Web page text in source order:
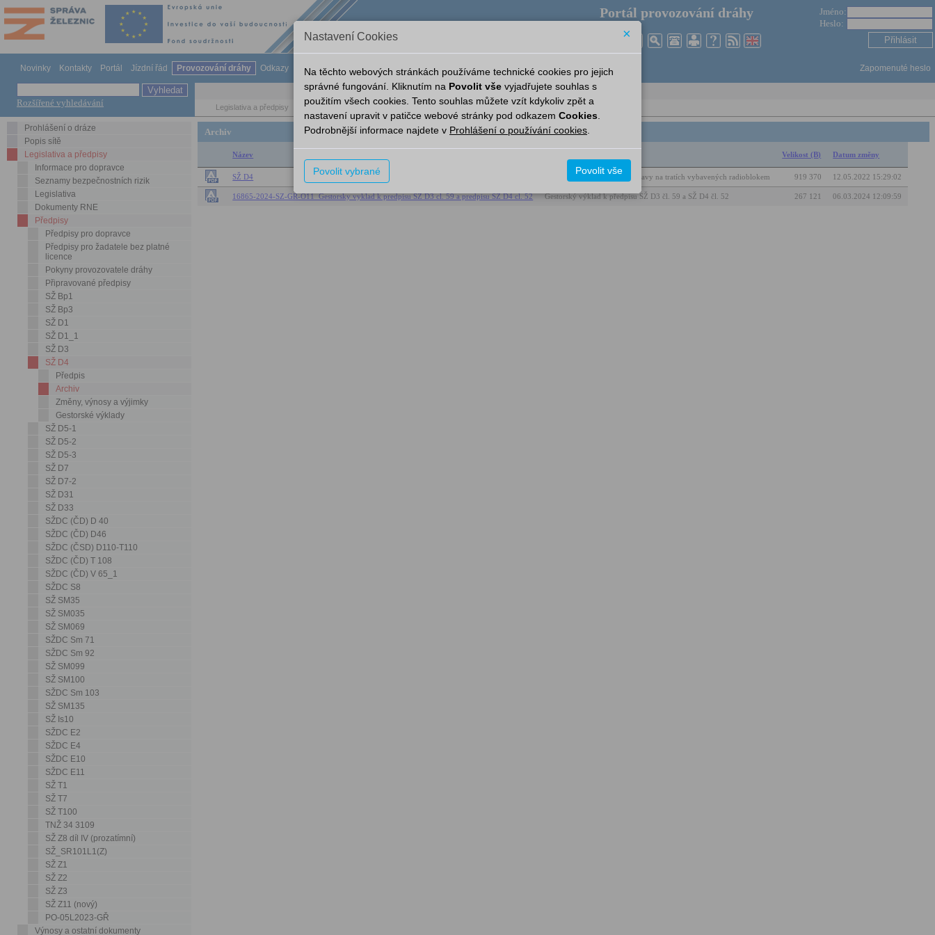
Portál provozování dráhy
Jméno:
Heslo:
Novinky Kontakty Portál Jízdní řád Provozování dráhy Odkazy Nápověda Provozní aplikace Aplikace Nový Portál Zapomenuté heslo
Rozšířené vyhledávání Legislativa a předpisy Předpisy
Prohlášení o dráze
Popis sítě
Legislativa a předpisy
Informace pro dopravce
Seznamy bezpečnostních rizik
Legislativa
Dokumenty RNE
Předpisy
Předpisy pro dopravce
Předpisy pro žadatele bez platné
licence
Pokyny provozovatele dráhy
Připravované předpisy
SŽ Bp1
SŽ Bp3
SŽ D1
SŽ D1_1
SŽ D3
SŽ D4
Předpis
Archiv
Změny, výnosy a výjimky
Gestorské výklady
SŽ D5-1
SŽ D5-2
SŽ D5-3
SŽ D7
SŽ D7-2
SŽ D31
SŽ D33
SŽDC (ČD) D 40
SŽDC (ČD) D46
SŽDC (ČSD) D110-T110
SŽDC (ČD) T 108
SŽDC (ČD) V 65_1
SŽDC S8
SŽ SM35
SŽ SM035
SŽ SM069
SŽDC Sm 71
SŽDC Sm 92
SŽ SM099
SŽ SM100
SŽDC Sm 103
SŽ SM135
SŽ Is10
SŽDC E2
SŽDC E4
SŽDC E10
SŽDC E11
SŽ T1
SŽ T7
SŽ T100
TNŽ 34 3109
SŽ Z8 díl IV (prozatímní)
SŽ_SR101L1(Z)
SŽ Z1
SŽ Z2
SŽ Z3
SŽ Z11 (nový)
PO-05L2023-GŘ
Výnosy a ostatní dokumenty
Archiv
Název Velikost (B) Datum změny
SŽ D4 Předpis pro řízení drážní dopravy na tratích vybavených radioblokem 919 370 12.05.2022 15:29:02
16865-2024-SZ-GR-O11_Gestorsky vyklad k predpisu SZ D3 cl. 59 a predpisu SZ D4 cl. 52 Gestorský výklad k předpisu SŽ D3 čl. 59 a SŽ D4 čl. 52 267 121 06.03.2024 12:09:59
Nastavení Cookies ×
Na těchto webových stránkách používáme technické cookies pro jejich
správné fungování. Kliknutím na Povolit vše vyjadřujete souhlas s
použitím všech cookies. Tento souhlas můžete vzít kdykoliv zpět a
nastavení upravit v patičce webové stránky pod odkazem Cookies
Podrobnější informace najdete v Prohlášení o používání cookies
Povolit vybrané Povolit vše